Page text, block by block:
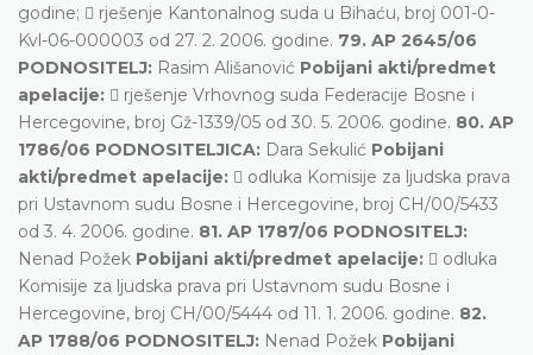
godine;  rješenje Kantonalnog suda u Bihaću, broj 001-0-
Kvl-06-000003 od 27. 2. 2006. godine. 79. AP 2645/06
PODNOSITELJ: Rasim Ališanović Pobijani akti/predmet
apelacije:  rješenje Vrhovnog suda Federacije Bosne i
Hercegovine, broj Gž-1339/05 od 30. 5. 2006. godine. 80. AP
1786/06 PODNOSITELJICA: Dara Sekulić Pobijani
akti/predmet apelacije:  odluka Komisije za ljudska prava
pri Ustavnom sudu Bosne i Hercegovine, broj CH/00/5433
od 3. 4. 2006. godine. 81. AP 1787/06 PODNOSITELJ:
Nenad Požek Pobijani akti/predmet apelacije:  odluka
Komisije za ljudska prava pri Ustavnom sudu Bosne i
Hercegovine, broj CH/00/5444 od 11. 1. 2006. godine. 82.
AP 1788/06 PODNOSITELJ: Nenad Požek Pobijani